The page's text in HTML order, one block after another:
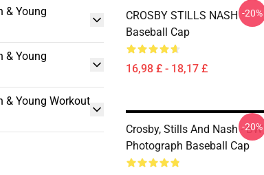
& Young
& Young
& Young Workout
CROSBY STILLS NASH
Baseball Cap
16,98 £ - 18,17 £
-20%
Crosby, Stills And Nash - BW
Photograph Baseball Cap
-20%